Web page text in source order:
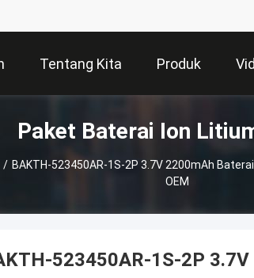
Tentang Kita Produk
Paket Baterai Ion
/ BAKTH-523450AR-1S-2P 3.7V 2200mAh
OEM
523450AR-1S-2P